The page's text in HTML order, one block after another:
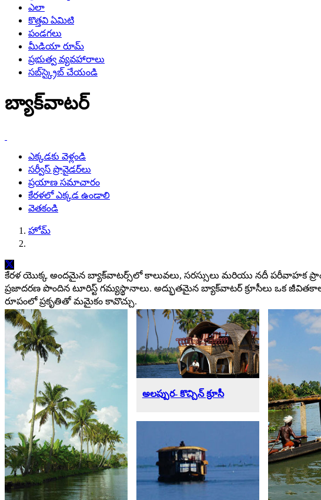
ఎలా
కొత్తవి ఏమిటి
పండగలు
మీడియా రూమ్
ప్రభుత్వ వ్యవహారాలు
సబ్‌స్క్రైబ్ చేయండి
బ్యాక్‌వాటర్
ఎక్కడకు వెళ్లండి
సర్వీస్ ప్రొవైడర్‌లు
ప్రయాణ సమాచారం
కేరళలో ఎక్కడ ఉండాలి
వెతకండి
హోమ్
కేరళ యొక్క అందమైన బ్యాక్‌వాటర్స్‌లో కాలువలు, సరస్సులు మరియు నదీ పరీవాహక
ప్రజాదరణ పొందిన టూరిస్ట్ గమ్యస్థానాలు. అద్భుతమైన బ్యాక్‌వాటర్ క్రూసీలు ఒక
రూపంలో ప్రకృతితో మమైకం కావొచ్చు.
?>?>
అలప్పుర- కొచ్చిన్ క్రూసీ
?>?>